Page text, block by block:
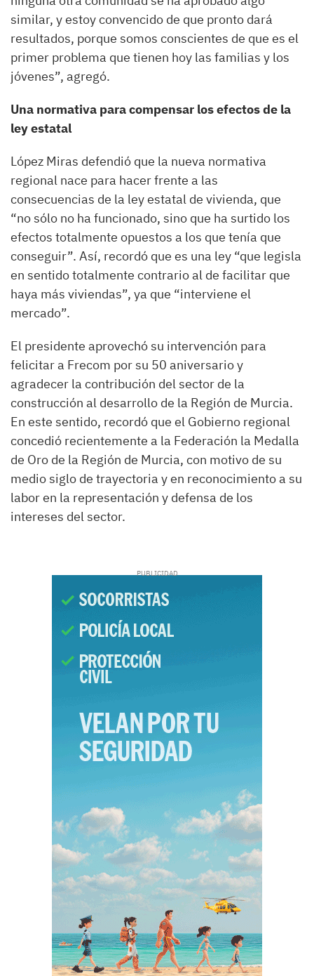
similar, y estoy convencido de que pronto dará
resultados, porque somos conscientes de que es el
primer problema que tienen hoy las familias y los
jóvenes”, agregó.
Una normativa para compensar los efectos de la
ley estatal
López Miras defendió que la nueva normativa
regional nace para hacer frente a las
consecuencias de la ley estatal de vivienda, que
“no sólo no ha funcionado, sino que ha surtido los
efectos totalmente opuestos a los que tenía que
conseguir”. Así, recordó que es una ley “que legisla
en sentido totalmente contrario al de facilitar que
haya más viviendas”, ya que “interviene el
mercado”.
El presidente aprovechó su intervención para
felicitar a Frecom por su 50 aniversario y
agradecer la contribución del sector de la
construcción al desarrollo de la Región de Murcia.
En este sentido, recordó que el Gobierno regional
concedió recientemente a la Federación la Medalla
de Oro de la Región de Murcia, con motivo de su
medio siglo de trayectoria y en reconocimiento a su
labor en la representación y defensa de los
intereses del sector.